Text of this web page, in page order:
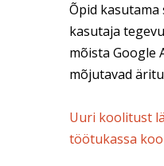
Õpid kasutama
kasutaja
mõista Google
mõjutavad
Uuri koolitust
töötukassa